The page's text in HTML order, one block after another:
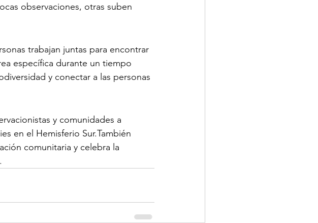
observaciones, otras suben
trabajan juntas para encontrar
específica durante un tiempo
y conectar a las personas
y comunidades a
en el Hemisferio Sur.También
comunitaria y celebra la